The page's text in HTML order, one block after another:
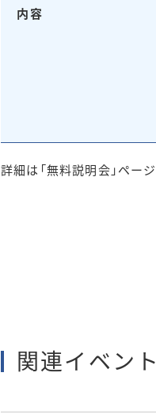
内容
詳細は「無料説明会」ペー
関連イベン